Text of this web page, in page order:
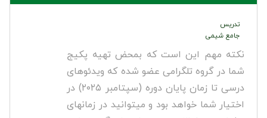
تدریس
جامع شیمی
نکته مهم این است که بمحض تهیه پکیج
شما در گروه تلگرامی عضو شده که ویدئوهای
درسی تا زمان پایان دوره (سپتامبر ۲۰۲۵) در
اختیار شما خواهد بود و میتوانید در زمانهای